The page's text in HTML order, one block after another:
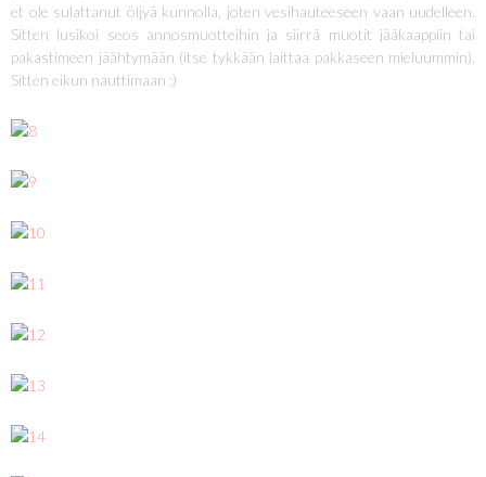
et ole sulattanut öljyä kunnolla, joten vesihauteeseen vaan uudelleen.
Sitten lusikoi seos annosmuotteihin ja siirrä muotit jääkaappiin tai
pakastimeen jäähtymään (itse tykkään laittaa pakkaseen mieluummin).
Sitten eikun nauttimaan :)